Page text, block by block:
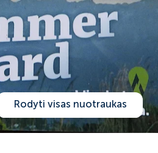
Rodyti visas nuotraukas